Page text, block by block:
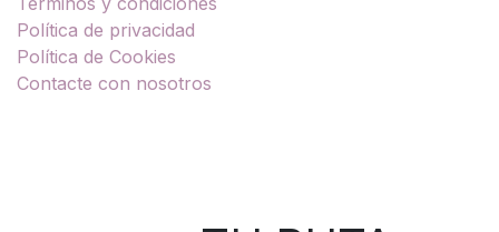
Política de privacidad
Política de Cookies
Contacte con nosotros